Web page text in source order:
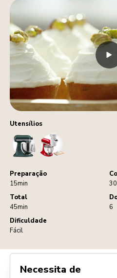
Utensílios
StandMixer
Sifter
Preparação
15min
Total
45min
6
Dificuldade
Fácil
Necessita de